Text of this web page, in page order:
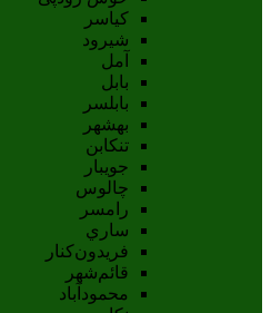
کیاسر
شیرود
آمل
بابل
بابلسر
بهشهر
تنکابن
جويبار
چالوس
رامسر
ساري
فريدون‌کنار
قائم‌شهر
محمودآباد